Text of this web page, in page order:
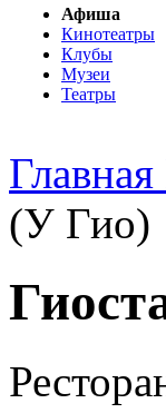
Афиша
Кинотеатры
Клубы
Музеи
Театры
Главная
(У Гио)